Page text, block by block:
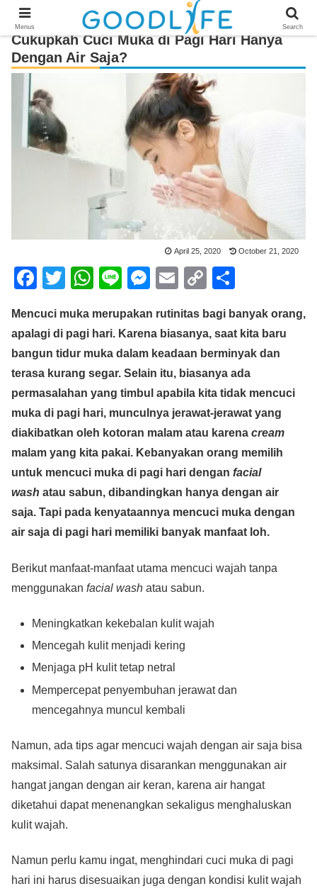
Cukupkah Cuci Muka di Pagi Hari Hanya
Dengan Air Saja?
April 25, 2020 October 21, 2020
F
c
e
b
o
o
k
T
tt
er
W
at
s
A
p
p
Li
e
M
ss
e
n
g
er
E
ail
C
p
y
Li
n
k
ar
e
Mencuci muka merupakan rutinitas bagi banyak orang,
apalagi di pagi hari. Karena biasanya, saat kita baru
bangun tidur muka dalam keadaan berminyak dan
terasa kurang segar. Selain itu, biasanya ada
permasalahan yang timbul apabila kita tidak mencuci
muka di pagi hari, munculnya jerawat-jerawat yang
diakibatkan oleh kotoran malam atau karena cream
malam yang kita pakai. Kebanyakan orang memilih
untuk mencuci muka di pagi hari dengan facial
wash atau sabun, dibandingkan hanya dengan air
saja. Tapi pada kenyataannya mencuci muka dengan
air saja di pagi hari memiliki banyak manfaat loh.
Berikut manfaat-manfaat utama mencuci wajah tanpa
menggunakan facial wash atau sabun.
Meningkatkan kekebalan kulit wajah
Mencegah kulit menjadi kering
Menjaga pH kulit tetap netral
Mempercepat penyembuhan jerawat dan
mencegahnya muncul kembali
Namun, ada tips agar mencuci wajah dengan air saja bisa
maksimal. Salah satunya disarankan menggunakan air
hangat jangan dengan air keran, karena air hangat
diketahui dapat menenangkan sekaligus menghaluskan
kulit wajah.
Namun perlu kamu ingat, menghindari cuci muka di pagi
hari ini harus disesuaikan juga dengan kondisi kulit wajah
Menus Search